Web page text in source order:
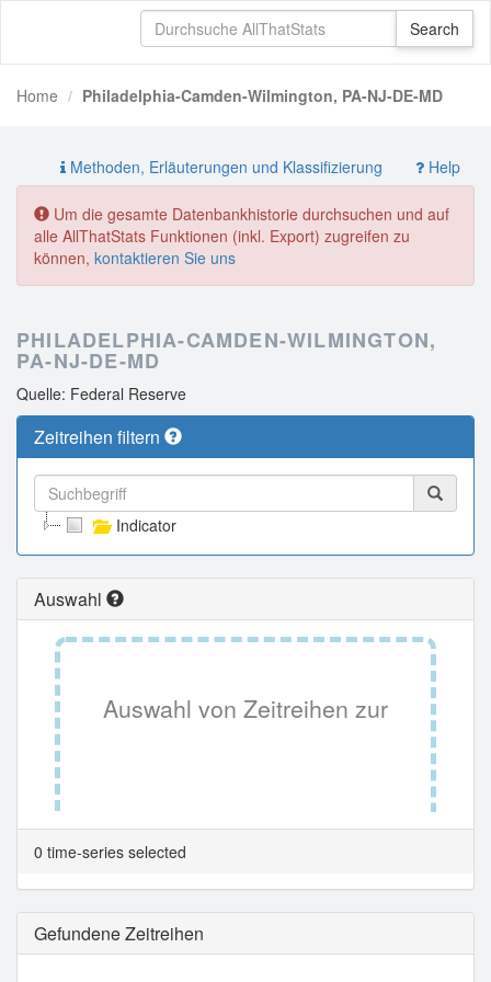
Home Philadelphia-Camden-Wilmington, PA-NJ-DE-MD
Methoden, Erläuterungen und Klassifizierung Help
Um die gesamte Datenbankhistorie durchsuchen und auf
alle AllThatStats Funktionen (inkl. Export) zugreifen zu
können, kontaktieren Sie uns
PHILADELPHIA-CAMDEN-WILMINGTON,
PA-NJ-DE-MD
Quelle: Federal Reserve
Zeitreihen filtern
Indicator
Auswahl
Auswahl von Zeitreihen zur
Tabellenansicht.
0 time-series selected
Gefundene Zeitreihen